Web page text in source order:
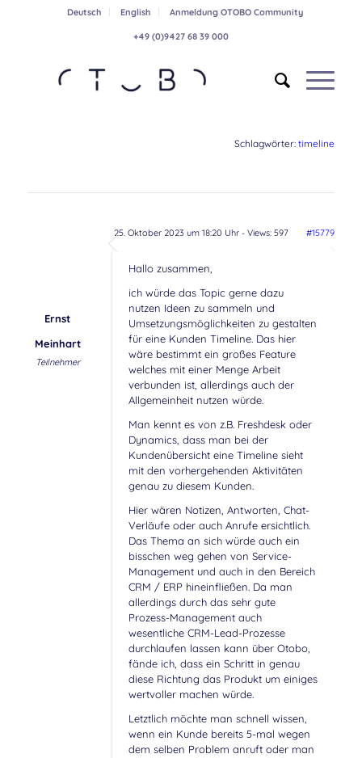
Deutsch English Anmeldung OTOBO Community
+49 (0)9427 68 39 000
Schlagwörter:timeline
25. Oktober 2023 um 18:20 Uhr- Views: 597 #15779
Ernst
Meinhart
Teilnehmer
Hallo zusammen,
ich würde das Topic gerne dazu
nutzen Ideen zu sammeln und
Umsetzungsmöglichkeiten zu gestalten
für eine Kunden Timeline. Das hier
wäre bestimmt ein großes Feature
welches mit einer Menge Arbeit
verbunden ist, allerdings auch der
Allgemeinheit nutzen würde.
Man kennt es von z.B. Freshdesk oder
Dynamics, dass man bei der
Kundenübersicht eine Timeline sieht
mit den vorhergehenden Aktivitäten
genau zu diesem Kunden.
Hier wären Notizen, Antworten, Chat-
Verläufe oder auch Anrufe ersichtlich.
Das Thema an sich würde auch ein
bisschen weg gehen von Service-
Management und auch in den Bereich
CRM / ERP hineinfließen. Da man
allerdings durch das sehr gute
Prozess-Management auch
wesentliche CRM-Lead-Prozesse
durchlaufen lassen kann über Otobo,
fände ich, dass ein Schritt in genau
diese Richtung das Produkt um einiges
wertvoller machen würde.
Letztlich möchte man schnell wissen,
wenn ein Kunde bereits 5-mal wegen
dem selben Problem anruft oder man